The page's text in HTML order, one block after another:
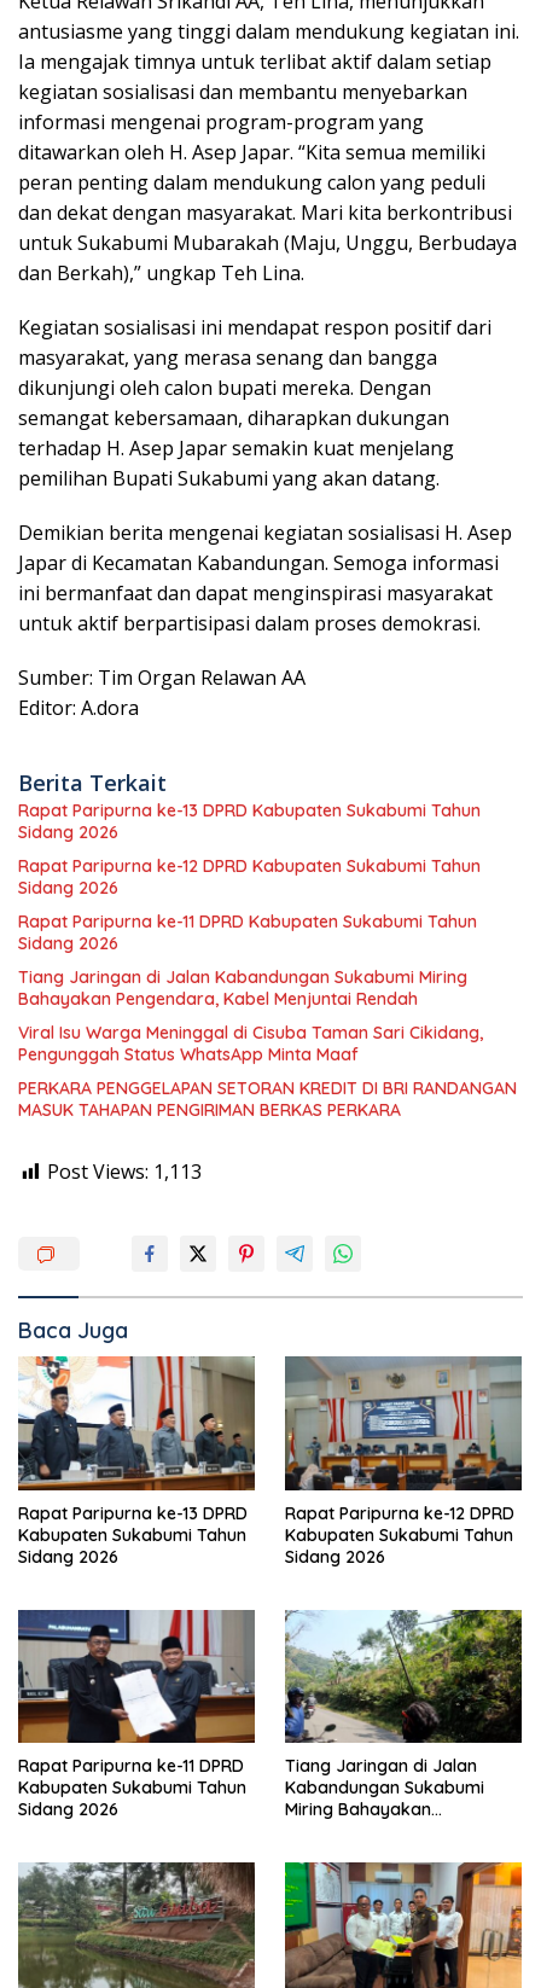
antusiasme yang tinggi dalam mendukung kegiatan ini.
Ia mengajak timnya untuk terlibat aktif dalam setiap
kegiatan sosialisasi dan membantu menyebarkan
informasi mengenai program-program yang
ditawarkan oleh H. Asep Japar. “Kita semua memiliki
peran penting dalam mendukung calon yang peduli
dan dekat dengan masyarakat. Mari kita berkontribusi
untuk Sukabumi Mubarakah (Maju, Unggu, Berbudaya
dan Berkah),” ungkap Teh Lina.
Kegiatan sosialisasi ini mendapat respon positif dari
masyarakat, yang merasa senang dan bangga
dikunjungi oleh calon bupati mereka. Dengan
semangat kebersamaan, diharapkan dukungan
terhadap H. Asep Japar semakin kuat menjelang
pemilihan Bupati Sukabumi yang akan datang.
Demikian berita mengenai kegiatan sosialisasi H. Asep
Japar di Kecamatan Kabandungan. Semoga informasi
ini bermanfaat dan dapat menginspirasi masyarakat
untuk aktif berpartisipasi dalam proses demokrasi.
Sumber: Tim Organ Relawan AA
Editor: A.dora
Berita Terkait
Rapat Paripurna ke-13 DPRD Kabupaten Sukabumi Tahun
Sidang 2026
Rapat Paripurna ke-12 DPRD Kabupaten Sukabumi Tahun
Sidang 2026
Rapat Paripurna ke-11 DPRD Kabupaten Sukabumi Tahun
Sidang 2026
Tiang Jaringan di Jalan Kabandungan Sukabumi Miring
Bahayakan Pengendara, Kabel Menjuntai Rendah
Viral Isu Warga Meninggal di Cisuba Taman Sari Cikidang,
Pengunggah Status WhatsApp Minta Maaf
PERKARA PENGGELAPAN SETORAN KREDIT DI BRI RANDANGAN
MASUK TAHAPAN PENGIRIMAN BERKAS PERKARA
Post Views: 1,113
Baca Juga
Rapat Paripurna ke-13 DPRD
Kabupaten Sukabumi Tahun
Sidang 2026
Rapat Paripurna ke-12 DPRD
Kabupaten Sukabumi Tahun
Sidang 2026
Rapat Paripurna ke-11 DPRD
Kabupaten Sukabumi Tahun
Sidang 2026
Tiang Jaringan di Jalan
Kabandungan Sukabumi
Miring Bahayakan